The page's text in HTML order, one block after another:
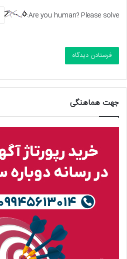
Are you human? Please solve:
جهت هماهنگی